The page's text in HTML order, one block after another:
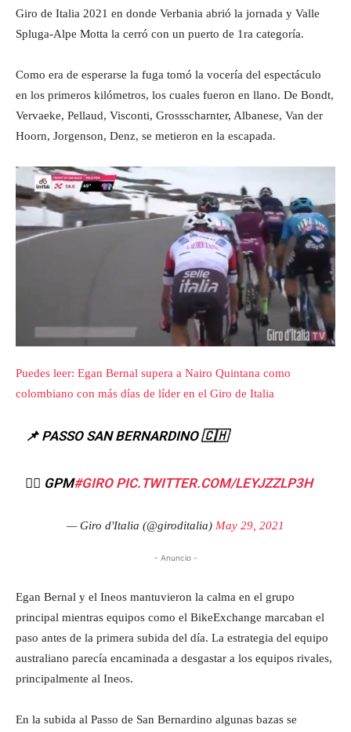
Giro de Italia 2021 en donde Verbania abrió la jornada y Valle
Spluga-Alpe Motta la cerró con un puerto de 1ra categoría.
Como era de esperarse la fuga tomó la vocería del espectáculo
en los primeros kilómetros, los cuales fueron en llano. De Bondt,
Vervaeke, Pellaud, Visconti, Grossscharnter, Albanese, Van der
Hoorn, Jorgenson, Denz, se metieron en la escapada.
Puedes leer: Egan Bernal supera a Nairo Quintana como
colombiano con más días de líder en el Giro de Italia
📌 PASSO SAN BERNARDINO 🇨🇭
🚵‍♂️ GPM#GIRO PIC.TWITTER.COM/LEYJZZLP3H
— Giro d'Italia (@giroditalia) May 29, 2021
- Anuncio -
Egan Bernal y el Ineos mantuvieron la calma en el grupo
principal mientras equipos como el BikeExchange marcaban el
paso antes de la primera subida del día. La estrategia del equipo
australiano parecía encaminada a desgastar a los equipos rivales,
principalmente al Ineos.
En la subida al Passo de San Bernardino algunas bazas se